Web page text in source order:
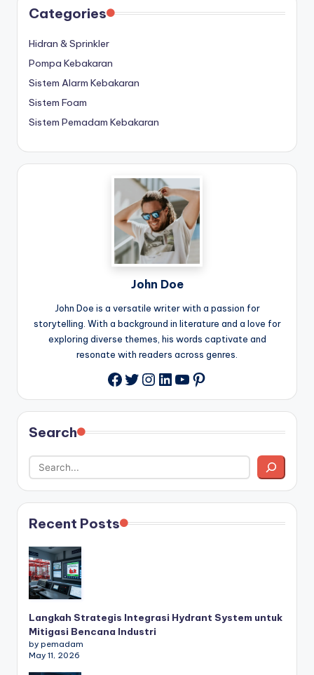
Categories
Hidran & Sprinkler
Pompa Kebakaran
Sistem Alarm Kebakaran
Sistem Foam
Sistem Pemadam Kebakaran
John Doe
John Doe is a versatile writer with a passion for
storytelling. With a background in literature and a love for
exploring diverse themes, his words captivate and
resonate with readers across genres.
Facebook
Twitter
Instagram
LinkedIn
YouTube
Pinterest
Search
Recent Posts
Langkah Strategis Integrasi Hydrant System untuk
Mitigasi Bencana Industri
by pemadam
May 11, 2026